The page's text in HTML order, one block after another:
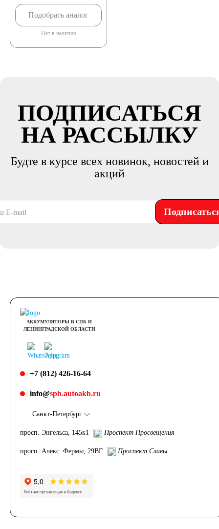
Подобрать аналог
Нет в наличии
ПОДПИСАТЬСЯ
НА РАССЫЛКУ
Будте в курсе всех новинок, новостей и
акций
АККУМУЛЯТОРЫ В СПБ И
ЛЕНИНГРАДСКОЙ ОБЛАСТИ
+7 (812) 426-16-64
info@spb.autoakb.ru
Санкт-Петербург
просп. Энгельса, 145к1 Проспект Просвещения
просп. Алекс. Фермы, 29ВГ Проспект Славы